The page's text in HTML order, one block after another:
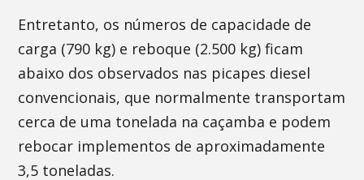
Entretanto, os números de capacidade de
carga (790 kg) e reboque (2.500 kg) ficam
abaixo dos observados nas picapes diesel
convencionais, que normalmente transportam
cerca de uma tonelada na caçamba e podem
rebocar implementos de aproximadamente
3,5 toneladas.